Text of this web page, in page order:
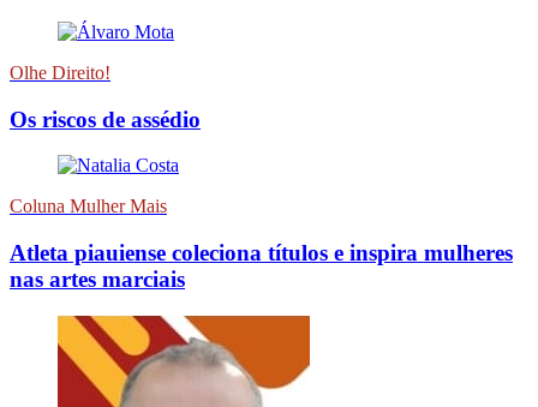
Olhe Direito!
Os riscos de assédio
Coluna Mulher Mais
Atleta piauiense coleciona títulos e inspira mulheres
nas artes marciais